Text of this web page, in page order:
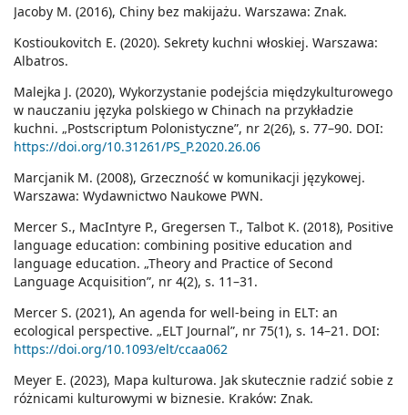
Jacoby M. (2016), Chiny bez makijażu. Warszawa: Znak.
Kostioukovitch E. (2020). Sekrety kuchni włoskiej. Warszawa:
Albatros.
Malejka J. (2020), Wykorzystanie podejścia międzykulturowego
w nauczaniu języka polskiego w Chinach na przykładzie
kuchni. „Postscriptum Polonistyczne”, nr 2(26), s. 77–90. DOI:
https://doi.org/10.31261/PS_P.2020.26.06
Marcjanik M. (2008), Grzeczność w komunikacji językowej.
Warszawa: Wydawnictwo Naukowe PWN.
Mercer S., MacIntyre P., Gregersen T., Talbot K. (2018), Positive
language education: combining positive education and
language education. „Theory and Practice of Second
Language Acquisition”, nr 4(2), s. 11–31.
Mercer S. (2021), An agenda for well-being in ELT: an
ecological perspective. „ELT Journal”, nr 75(1), s. 14–21. DOI:
https://doi.org/10.1093/elt/ccaa062
Meyer E. (2023), Mapa kulturowa. Jak skutecznie radzić sobie z
różnicami kulturowymi w biznesie. Kraków: Znak.